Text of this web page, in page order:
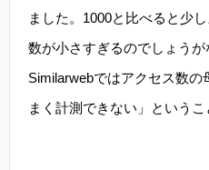
ました。1000と比べると少
数が小さすぎるのでしょうが
Similarwebではアクセス数の
まく計測できない」というこ